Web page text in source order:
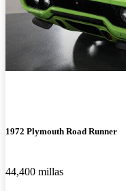
1972 Plymouth Road Runner
44,400 millas